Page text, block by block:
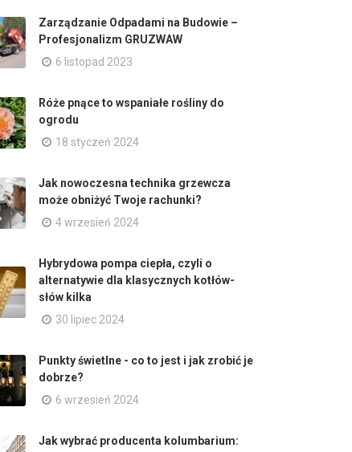
Zarządzanie Odpadami na Budowie –
Profesjonalizm GRUZWAW
6 listopad 2023
Róże pnące to wspaniałe rośliny do
ogrodu
18 styczeń 2024
Jak nowoczesna technika grzewcza
może obniżyć Twoje rachunki?
4 wrzesień 2024
Hybrydowa pompa ciepła, czyli o
alternatywie dla klasycznych kotłów-
słów kilka
30 lipiec 2024
Punkty świetlne - co to jest i jak zrobić je
dobrze?
6 wrzesień 2024
Jak wybrać producenta kolumbarium: